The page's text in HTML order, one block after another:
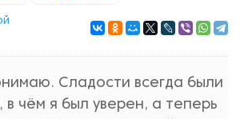
Сладости всегда были
в чём я был уверен, а теперь